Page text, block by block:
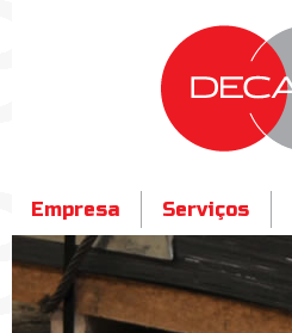
Empresa Serviços
Contato